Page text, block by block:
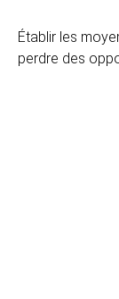
Établir les
perdre des